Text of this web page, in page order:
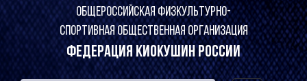
ОБЩЕРОССИЙСКАЯ ФИЗКУЛЬТУРНО-
СПОРТИВНАЯ ОБЩЕСТВЕННАЯ ОРГАНИЗАЦИЯ
ФЕДЕРАЦИЯ КИОКУШИН РОССИИ